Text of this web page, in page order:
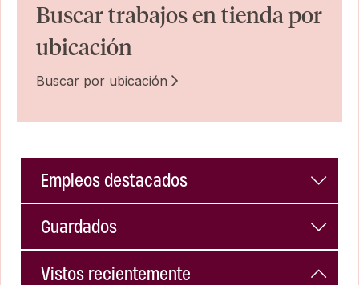
Buscar trabajos en tienda por
ubicación
Buscar por ubicación
Empleos destacados
Guardados
Vistos recientemente